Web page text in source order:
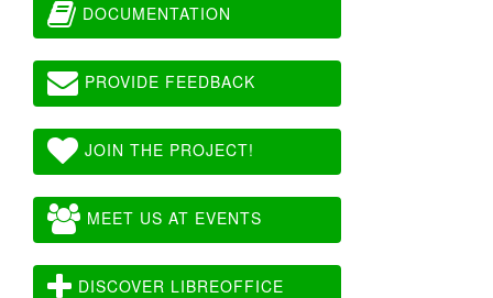
DOCUMENTATION
PROVIDE FEEDBACK
JOIN THE PROJECT!
MEET US AT EVENTS
DISCOVER LIBREOFFICE